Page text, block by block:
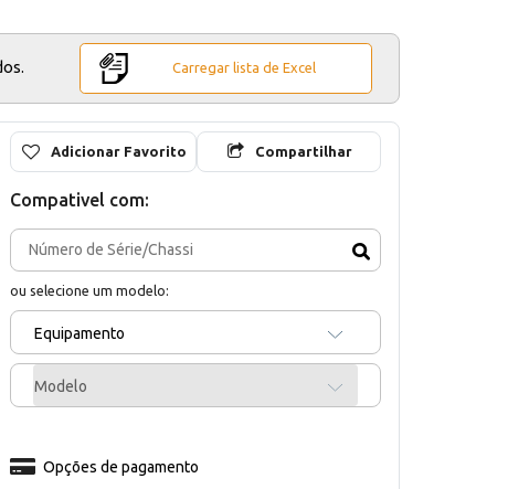
Carregar lista de Excel
Adicionar Favorito Compartilhar
Compativel com:
ou selecione um modelo:
Equipamento
Modelo
Opções de pagamento